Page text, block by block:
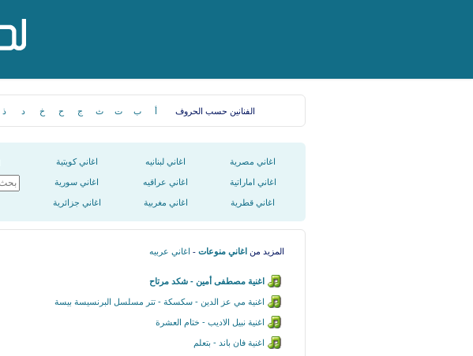
الفنانين حسب الحروف أ ب ت ث ج ح خ د ذ
اغاني مصرية اغاني لبنانيه اغاني كويتية
اغاني اماراتية اغاني عراقيه اغاني سورية
اغاني قطرية اغاني مغربية اغاني جزائرية
المزيد من اغاني منوعات - اغاني عربيه
اغنية مصطفى أمين - شكد مرتاح
اغنية مي عز الدين - سكسكة - تتر مسلسل البرنسيسة بيسة
اغنية نبيل الاديب - ختام العشرة
اغنية فان باند - بتعلم